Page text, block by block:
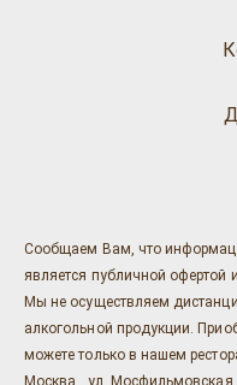
Сообщаем Вам, что
является публичной офертой
Мы не осуществляем
алкогольной продукции.
можете только в нашем
Москва , ул. Мосфильмовская